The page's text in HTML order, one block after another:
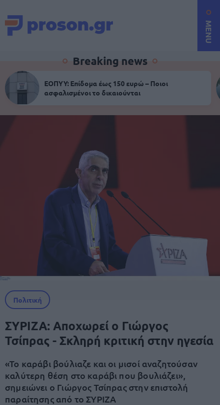
MENU
Breaking news
ΕΟΠΥΥ: Επίδομα έως 150 ευρώ – Ποιοι
ασφαλισμένοι το δικαιούνται
Πολιτική
ΣΥΡΙΖΑ: Αποχωρεί ο Γιώργος
Τσίπρας - Σκληρή κριτική στην ηγεσία
«Το καράβι βούλιαζε και οι μισοί αναζητούσαν
καλύτερη θέση στο καράβι που βουλιάζει»,
σημειώνει ο Γιώργος Τσίπρας στην επιστολή
παραίτησης από το ΣΥΡΙΖΑ